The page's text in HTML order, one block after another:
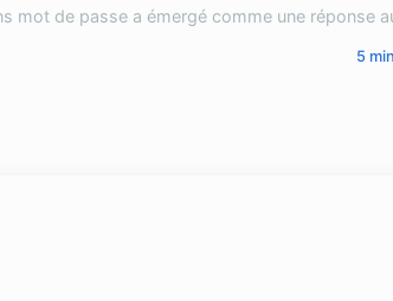
mot de passe a émergé comme une réponse
5